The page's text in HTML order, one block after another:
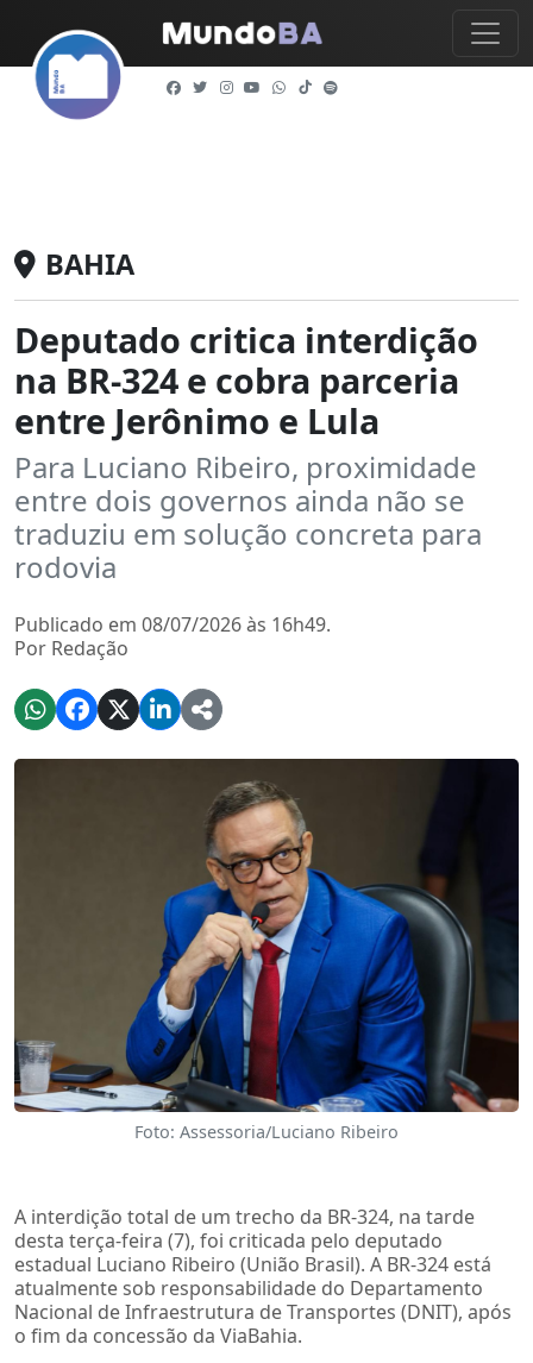
BAHIA
Deputado critica interdição
na BR-324 e cobra parceria
entre Jerônimo e Lula
Para Luciano Ribeiro, proximidade
entre dois governos ainda não se
traduziu em solução concreta para
rodovia
Publicado em 08/07/2026 às 16h49.
Por Redação
Foto: Assessoria/Luciano Ribeiro
A interdição total de um trecho da BR-324, na tarde
desta terça-feira (7), foi criticada pelo deputado
estadual Luciano Ribeiro (União Brasil). A BR-324 está
atualmente sob responsabilidade do Departamento
Nacional de Infraestrutura de Transportes (DNIT), após
o fim da concessão da ViaBahia.